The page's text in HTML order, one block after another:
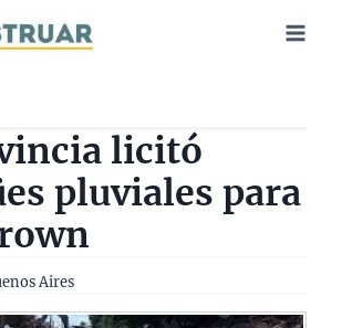
licitó
pluviales para
Aires